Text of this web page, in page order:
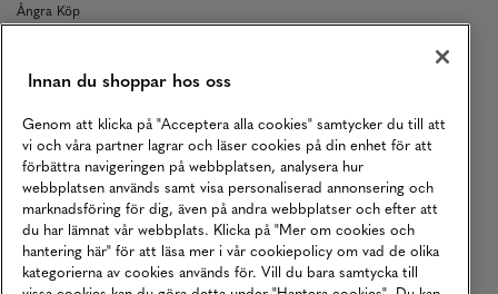
Ångra Köp
Returer
Köpvillkor
Karriär
Vårt Ansvar
Våra Tjänster
Press
Innan du shoppar hos oss
Genom att klicka på "Acceptera alla cookies" samtycker du till att
vi och våra partner lagrar och läser cookies på din enhet för att
förbättra navigeringen på webbplatsen, analysera hur
webbplatsen används samt visa personaliserad annonsering och
marknadsföring för dig, även på andra webbplatser och efter att
du har lämnat vår webbplats. Klicka på "Mer om cookies och
hantering här" för att läsa mer i vår cookiepolicy om vad de olika
kategorierna av cookies används för. Vill du bara samtycka till